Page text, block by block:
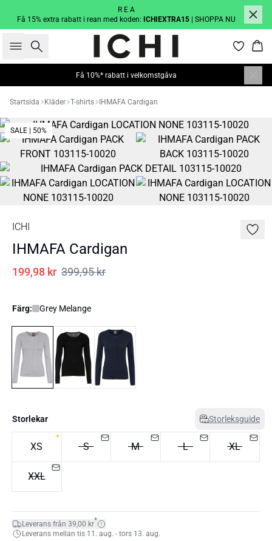
R E A
Få 15% extra rabatt i rean med koden: ICHIEXTRA15 | SHOPPA NU
Sök
Få 10%* rabatt i velkomstgåva
Startsida Kläder T-shirts IHMAFA Cardigan
SALE | 50%
ICHI
IHMAFA Cardigan
199,98 kr 399,95 kr
Färg: Grey Melange
Storlekar Storleksguide
XS S M L XL
XXL
Leverans från 39,00 kr*
Leverans mellan tis 11. aug. - tors 13. aug.